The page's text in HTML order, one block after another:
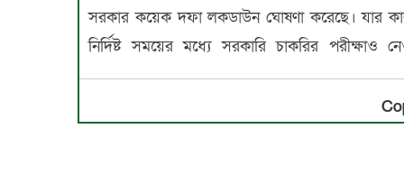
সরকার কয়েক দফা লকডাউন ঘোষণা করেছে। যার
নির্দিষ্ট সময়ের মধ্যে সরকারি চাকরির পরীক্ষাও